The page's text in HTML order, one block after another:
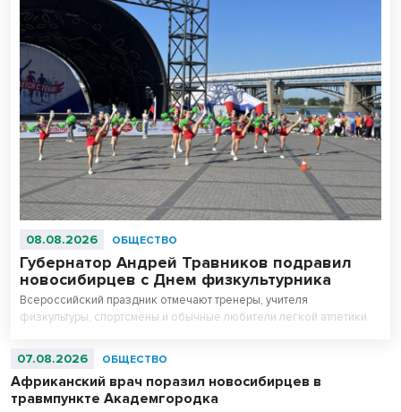
08.08.2026 ОБЩЕСТВО
Губернатор Андрей Травников подравил
новосибирцев с Днем физкультурника
Всероссийский праздник отмечают тренеры, учителя
физкультуры, спортсмены и обычные любители легкой атлетики.
07.08.2026 ОБЩЕСТВО
Африканский врач поразил новосибирцев в
травмпункте Академгородка